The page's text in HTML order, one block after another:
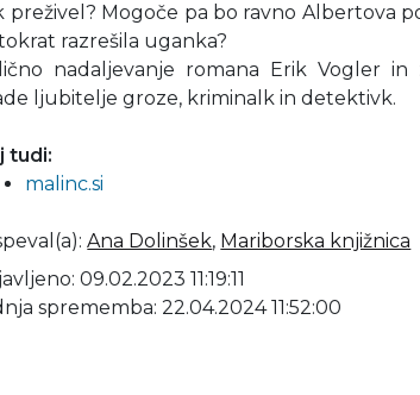
preživel? Mogoče pa bo ravno Albertova
razrešila uganka?
nadaljevanje romana Erik Vogler in
ljubitelje groze, kriminalk in detektivk.
tudi:
malinc.si
:Ana Dolinšek, Mariborska knjižnica
09.02.2023 11:19:11
sprememba: 22.04.2024 11:52:00